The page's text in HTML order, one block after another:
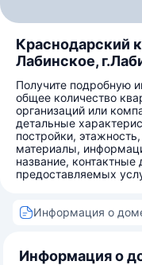
Краснодарский
Лабинское,
Получите подробную
общее количество
организаций или
детальные
постройки,
материалы,
название,
предоставляемых
Информация о
Информация о